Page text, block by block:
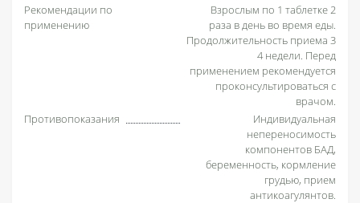
Рекомендации по
применению
Взрослым по 1 таблетке 2
раза в день во время еды.
Продолжительность приема 3
4 недели. Перед
применением рекомендуется
проконсультироваться с
врачом.
Противопоказания
Индивидуальная
непереносимость
компонентов БАД,
беременность, кормление
грудью, прием
антикоагулянтов.